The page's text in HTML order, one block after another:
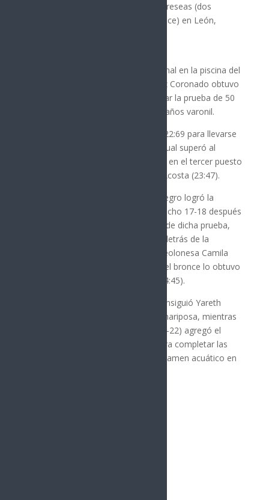
actuación en la piscina con cuatro preseas (dos
doradas, una de plata y una de bronce) en León,
En la última jornada de la cita nacional en la piscina del
Centro Acuático de León, Velázquez Coronado obtuvo
el metal del máximo color al dominar la prueba de 50
metros libres en la categoría 19-22 años varonil.
El sonorense marcó un registro de 22:69 para llevarse
la presea del máximo color con lo cual superó al
neolonés Andrés González (22:88) y en el tercer puesto
culminó el queretano Guibani Pina Acosta (23:47).
Por su parte la sirena Sarah Baldenegro logró la
presea de plata en los 50 metros pecho 17-18 después
de culminar en la segunda posición de dicha prueba,
con marca de 34:21. para terminar detrás de la
campeona y ganadora del oro, la neolonesa Camila
Flores (33:40); la tercera posición y el bronce lo obtuvo
la chiapaneca Ariadna Sarmiento (34:45).
Cabe destacar que el otro oro lo consiguió Yareth
Pompa (13-14) en los 200 metros mariposa, mientras
que el mismo Alfredo Velázquez (19-22) agregó el
bronce en los 100 metros libres, para completar las
cinco preseas sonorenses en el certamen acuático en